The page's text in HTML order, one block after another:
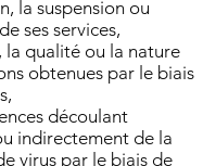
la suspension ou
ses services,
la qualité ou la nature
obtenues par le biais
découlant
indirectement de la
virus par le biais de